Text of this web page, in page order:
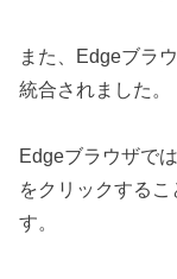
また、Edgeブラ
統合されました。
Edgeブラウザで
をクリックする
す。